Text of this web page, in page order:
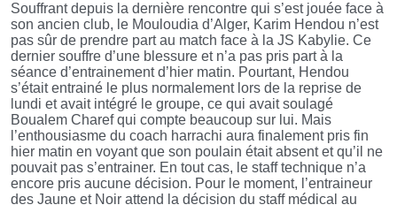
Souffrant depuis la dernière rencontre qui s’est jouée face à
son ancien club, le Mouloudia d’Alger, Karim Hendou n’est
pas sûr de prendre part au match face à la JS Kabylie. Ce
dernier souffre d’une blessure et n’a pas pris part à la
séance d’entrainement d’hier matin. Pourtant, Hendou
s’était entrainé le plus normalement lors de la reprise de
lundi et avait intégré le groupe, ce qui avait soulagé
Boualem Charef qui compte beaucoup sur lui. Mais
l’enthousiasme du coach harrachi aura finalement pris fin
hier matin en voyant que son poulain était absent et qu’il ne
pouvait pas s’entrainer. En tout cas, le staff technique n’a
encore pris aucune décision. Pour le moment, l’entraineur
des Jaune et Noir attend la décision du staff médical au